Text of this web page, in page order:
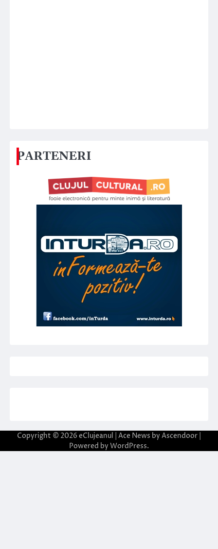
PARTENERI
Copyright © 2026 eClujeanul | Ace News by Ascendoor
Powered by WordPress.